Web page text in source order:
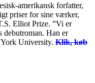
amerikansk forfatter,
priser for sine værker,
Elliot Prize. ”Vi er
debutroman. Han er
University. Klik, køb